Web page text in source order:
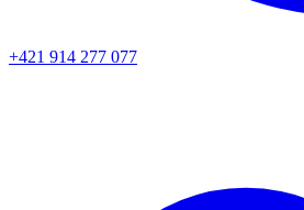
+421 914 277 077